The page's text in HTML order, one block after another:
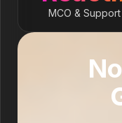
MCO & Support